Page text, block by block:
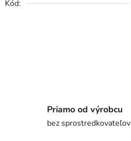
Kód:
Priamo od výrobcu
bez sprostredkovateľov